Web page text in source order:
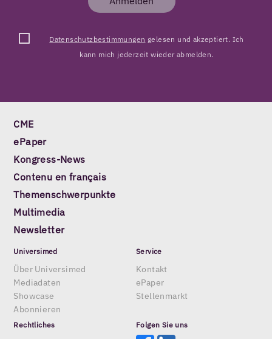
Datenschutzbestimmungen gelesen und akzeptiert. Ich
kann mich jederzeit wieder abmelden.
CME
ePaper
Kongress-News
Contenu en français
Themenschwerpunkte
Multimedia
Newsletter
Universimed
Über Universimed
Mediadaten
Showcase
Abonnieren
Service
Kontakt
ePaper
Stellenmarkt
Rechtliches Folgen Sie uns